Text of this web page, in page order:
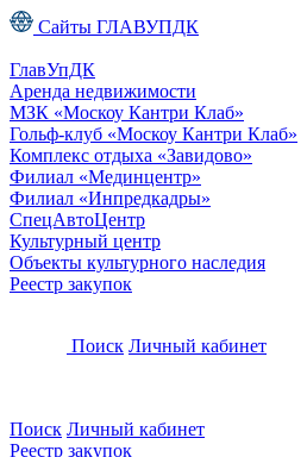
Сайты ГЛАВУПДК
ГлавУпДК
Аренда недвижимости
МЗК «Москоу Кантри Клаб»
Гольф-клуб «Москоу Кантри Клаб»
Комплекс отдыха «Завидово»
Филиал «Мединцентр»
Филиал «Инпредкадры»
СпецАвтоЦентр
Культурный центр
Объекты культурного наследия
Реестр закупок
Поиск Личный кабинет
Поиск Личный кабинет
Реестр закупок